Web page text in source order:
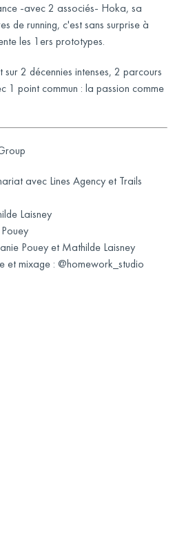
-avec 2 associés- Hoka, sa
de running, c'est sans surprise à
les 1ers prototypes.
sur 2 décennies intenses, 2 parcours
1 point commun : la passion comme
avec Lines Agency et Trails
Laisney
Pouey et Mathilde Laisney
et mixage : @homework_studio